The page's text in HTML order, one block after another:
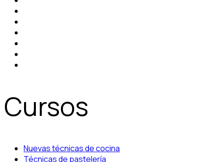
Cursos
Nuevas técnicas de cocina
Técnicas de pastelería